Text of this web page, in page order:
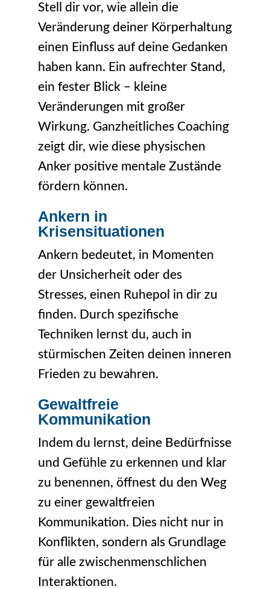
Stell dir vor, wie allein die
Veränderung deiner Körperhaltung
einen Einfluss auf deine Gedanken
haben kann. Ein aufrechter Stand,
ein fester Blick – kleine
Veränderungen mit großer
Wirkung. Ganzheitliches Coaching
zeigt dir, wie diese physischen
Anker positive mentale Zustände
fördern können.
Ankern in
Krisensituationen
Ankern bedeutet, in Momenten
der Unsicherheit oder des
Stresses, einen Ruhepol in dir zu
finden. Durch spezifische
Techniken lernst du, auch in
stürmischen Zeiten deinen inneren
Frieden zu bewahren.
Gewaltfreie
Kommunikation
Indem du lernst, deine Bedürfnisse
und Gefühle zu erkennen und klar
zu benennen, öffnest du den Weg
zu einer gewaltfreien
Kommunikation. Dies nicht nur in
Konflikten, sondern als Grundlage
für alle zwischenmenschlichen
Interaktionen.